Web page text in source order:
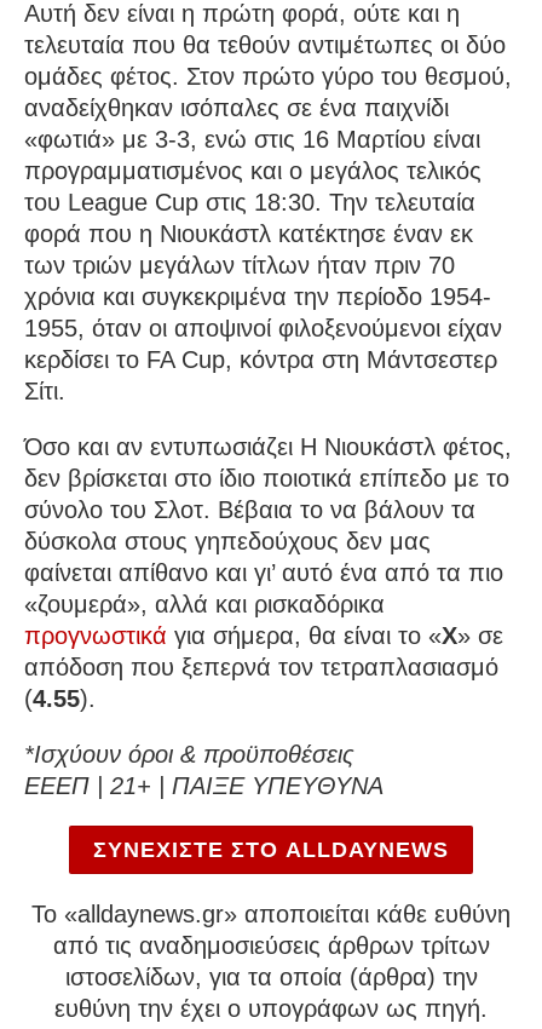
Αυτή δεν είναι η πρώτη φορά, ούτε και η
τελευταία που θα τεθούν αντιμέτωπες οι δύο
ομάδες φέτος. Στον πρώτο γύρο του θεσμού,
αναδείχθηκαν ισόπαλες σε ένα παιχνίδι
«φωτιά» με 3-3, ενώ στις 16 Μαρτίου είναι
προγραμματισμένος και ο μεγάλος τελικός
του League Cup στις 18:30. Την τελευταία
φορά που η Νιουκάστλ κατέκτησε έναν εκ
των τριών μεγάλων τίτλων ήταν πριν 70
χρόνια και συγκεκριμένα την περίοδο 1954-
1955, όταν οι αποψινοί φιλοξενούμενοι είχαν
κερδίσει το FA Cup, κόντρα στη Μάντσεστερ
Σίτι.
Όσο και αν εντυπωσιάζει Η Νιουκάστλ φέτος,
δεν βρίσκεται στο ίδιο ποιοτικά επίπεδο με το
σύνολο του Σλοτ. Βέβαια το να βάλουν τα
δύσκολα στους γηπεδούχους δεν μας
φαίνεται απίθανο και γι’ αυτό ένα από τα πιο
«ζουμερά», αλλά και ρισκαδόρικα
προγνωστικά για σήμερα, θα είναι το «Χ» σε
απόδοση που ξεπερνά τον τετραπλασιασμό
(4.55).
*Ισχύουν όροι & προϋποθέσεις
ΕΕΕΠ | 21+ | ΠΑΙΞΕ ΥΠΕΥΘΥΝΑ
ΣΥΝΕΧΙΣΤΕ ΣΤΟ ALLDAYNEWS
To «alldaynews.gr» αποποιείται κάθε ευθύνη
από τις αναδημοσιεύσεις άρθρων τρίτων
ιστοσελίδων, για τα οποία (άρθρα) την
ευθύνη την έχει ο υπογράφων ως πηγή.